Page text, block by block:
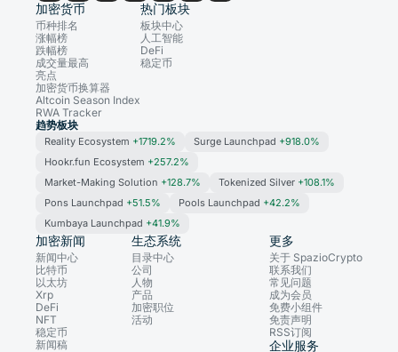
加密货币
币种排名
涨幅榜
跌幅榜
成交量最高
亮点
加密货币换算器
Altcoin Season Index
RWA Tracker
热门板块
板块中心
人工智能
DeFi
稳定币
趋势板块
Reality Ecosystem +1719.2% Surge Launchpad +918.0%
Hookr.fun Ecosystem +257.2%
Market-Making Solution +128.7% Tokenized Silver +108.1%
Pons Launchpad +51.5% Pools Launchpad +42.2%
Kumbaya Launchpad +41.9%
加密新闻
新闻中心
比特币
以太坊
Xrp
DeFi
NFT
稳定币
新闻稿
生态系统
目录中心
公司
人物
产品
加密职位
活动
更多
关于 SpazioCrypto
联系我们
常见问题
成为会员
免费小组件
免责声明
RSS订阅
企业服务